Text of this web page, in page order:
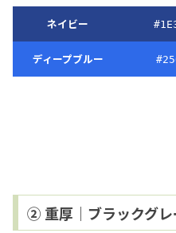
ネイビー
ディープブルー
② 重厚｜ブラックグ